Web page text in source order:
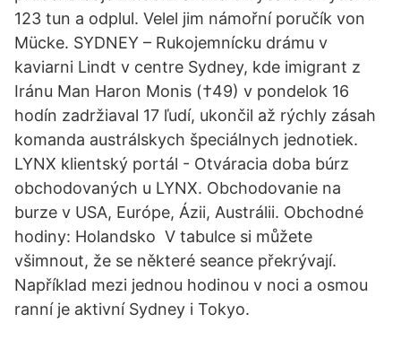
123 tun a odplul. Velel jim námořní poručík von
Mücke. SYDNEY – Rukojemnícku drámu v
kaviarni Lindt v centre Sydney, kde imigrant z
Iránu Man Haron Monis (†49) v pondelok 16
hodín zadržiaval 17 ľudí, ukončil až rýchly zásah
komanda austrálskych špeciálnych jednotiek.
LYNX klientský portál - Otváracia doba búrz
obchodovaných u LYNX. Obchodovanie na
burze v USA, Európe, Ázii, Austrálii. Obchodné
hodiny: Holandsko V tabulce si můžete
všimnout, že se některé seance překrývají.
Například mezi jednou hodinou v noci a osmou
ranní je aktivní Sydney i Tokyo.